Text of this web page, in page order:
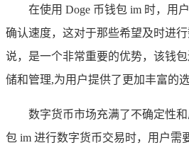
在使用 Doge 币钱包 im 时，用
确认速度，这对于那些希望及时进
说，是一个非常重要的优势，该钱
储和管理,为用户提供了更加丰富的选
数字货币市场充满了不确定性
包 im 进行数字货币交易时，用户需